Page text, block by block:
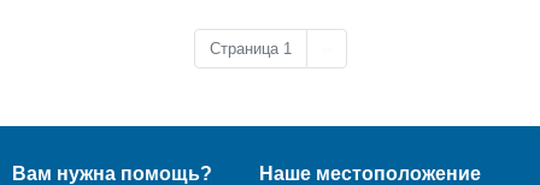
Страница 1
Вам нужна помощь? Наше местоположение